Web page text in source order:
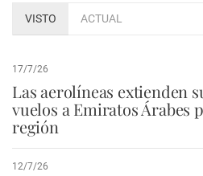
VISTO ACTUAL
17/7/26
Las aerolíneas extienden
vuelos a Emiratos Árabes
región
12/7/26